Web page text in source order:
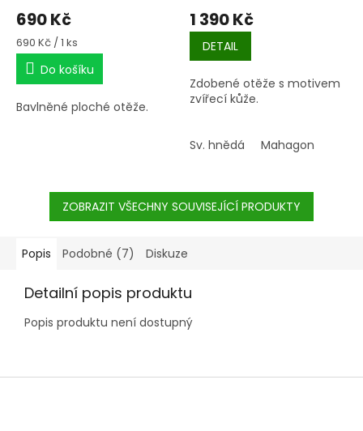
690 Kč
Měrná
cena:
690 Kč / 1 ks
Do košíku
Bavlněné ploché otěže.
1 390 Kč
DETAIL
Zdobené otěže s motivem
zvířecí kůže.
Sv. hnědá Mahagon
ZOBRAZIT VŠECHNY SOUVISEJÍCÍ PRODUKTY
Popis Podobné (7) Diskuze
Detailní popis produktu
Popis produktu není dostupný
Z